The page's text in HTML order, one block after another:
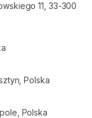
11, 33-300
Polska
Polska